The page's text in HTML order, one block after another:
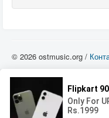
© 2026 ostmusic.org /
можете использовать такие
использование производится
вы должны приобрести